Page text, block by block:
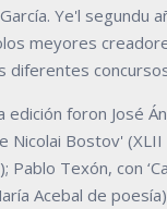
Ye'l segundu
meyores
diferentes
foron José
Nicolai Bostov' (XLII
Pablo Texón, con
Acebal de